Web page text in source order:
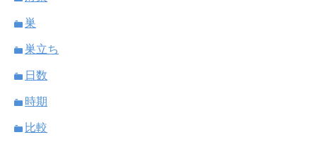
巣
巣立ち
日数
時期
比較